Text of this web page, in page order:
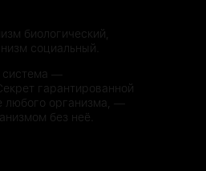
биологический,
социальный.
система —
гарантированной
любого организма, —
без неё.